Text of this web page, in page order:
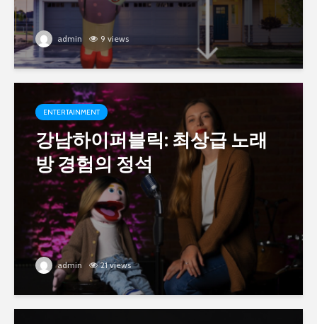
admin 9 views
ENTERTAINMENT
강남하이퍼블릭: 최상급 노래
방 경험의 정석
admin 21 views